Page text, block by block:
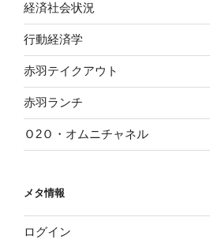
経済社会状況
行動経済学
赤羽テイクアウト
赤羽ランチ
Ｏ2Ｏ・オムニチャネル
メタ情報
ログイン